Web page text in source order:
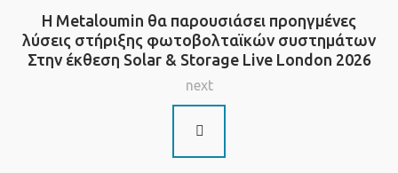
Η Metaloumin θα παρουσιάσει προηγμένες
λύσεις στήριξης φωτοβολταϊκών συστημάτων
Στην έκθεση Solar & Storage Live London 2026
next